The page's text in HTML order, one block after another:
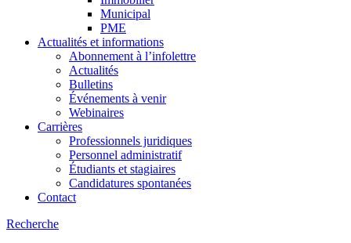
Municipal
PME
Actualités et informations
Abonnement à l’infolettre
Actualités
Bulletins
Événements à venir
Webinaires
Carrières
Professionnels juridiques
Personnel administratif
Étudiants et stagiaires
Candidatures spontanées
Contact
Recherche